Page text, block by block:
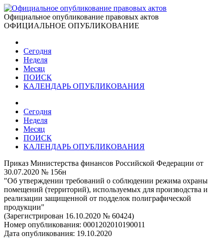
Официальное опубликование правовых актов
ОФИЦИАЛЬНОЕ ОПУБЛИКОВАНИЕ
Сегодня
Неделя
Месяц
ПОИСК
КАЛЕНДАРЬ ОПУБЛИКОВАНИЯ
Сегодня
Неделя
Месяц
ПОИСК
КАЛЕНДАРЬ ОПУБЛИКОВАНИЯ
Приказ Министерства финансов Российской Федерации от
30.07.2020 № 156н
"Об утверждении требований о соблюдении режима охраны
помещений (территорий), используемых для производства и
реализации защищенной от подделок полиграфической
продукции"
(Зарегистрирован 16.10.2020 № 60424)
Номер опубликования: 0001202010190011
Дата опубликования: 19.10.2020